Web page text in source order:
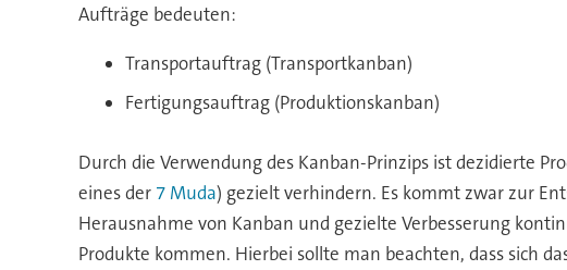
Aufträge bedeuten:
Transportauftrag (Transportkanban)
Fertigungsauftrag (Produktionskanban)
Durch die Verwendung des Kanban-Prinzips ist dezidierte
eines der 7 Muda) gezielt verhindern. Es kommt zwar zur
Herausnahme von Kanban und gezielte Verbesserung
Produkte kommen. Hierbei sollte man beachten, dass sich